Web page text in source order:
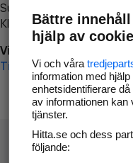
Surfa till
Klicka påTillbaka-knappen
Vi beklagar besväret!
Till startsidan
Bättre
hjälp av
Vi och våra
information med
enhetsidentifierare
av informationen kan
tjänster.
Hitta.se och dess
följande: